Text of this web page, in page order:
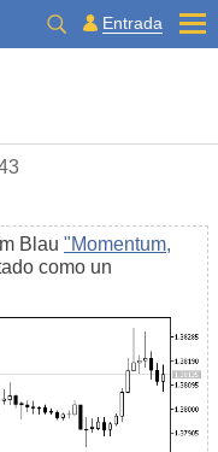
Entrada
Blau "Momentum,
como un